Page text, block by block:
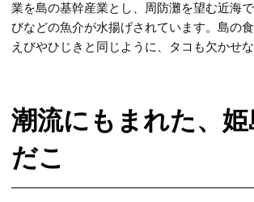
業を島の基幹産業とし、周防灘を望む近海
びなどの魚介が水揚げされています。島の
えびやひじきと同じように、タコも欠かせな
潮流にもまれた、
だこ